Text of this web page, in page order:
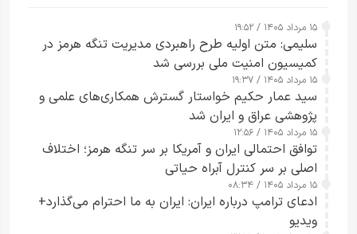
۱۵ مرداد ۱۴۰۵ / ۱۹:۵۲
سلیمی: متن اولیه طرح راهبردی مدیریت تنگه هرمز در
کمیسیون امنیت ملی بررسی شد
۱۵ مرداد ۱۴۰۵ / ۱۹:۳۷
سید عمار حکیم خواستار گسترش همکاری‌های علمی و
پژوهشی عراق و ایران شد
۱۵ مرداد ۱۴۰۵ / ۱۲:۵۶
توافق احتمالی ایران و آمریکا بر سر تنگه هرمز؛ اختلاف
اصلی بر سر کنترل آبراه حیاتی
۱۵ مرداد ۱۴۰۵ / ۰۸:۳۴
ادعای ترامپ درباره ایران: ایران به ما احترام می‌گذارد+
ویدیو